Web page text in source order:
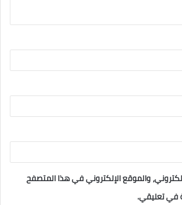
والموقع الإلكتروني في هذا المتصفح
في تعليقي.